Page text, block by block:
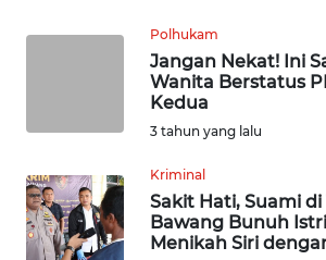
Polhukam
Jangan Nekat! Ini
Wanita Berstatus
Kedua
3 tahun yang lalu
Kriminal
Sakit Hati, Suami
Bawang Bunuh
Menikah Siri
SERAMBI
WN
JAMBI